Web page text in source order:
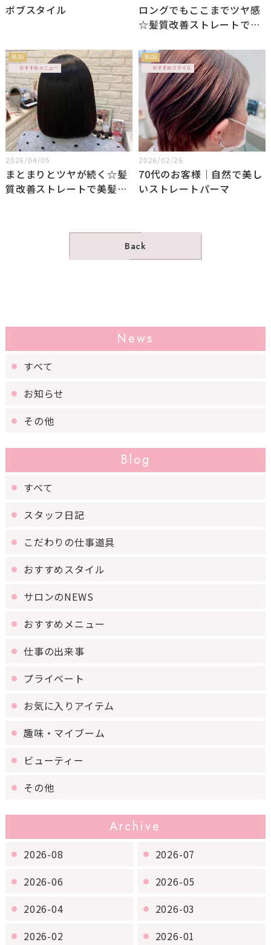
ボブスタイル
ロングでもここまでツヤ感
☆髪質改善ストレートで扱
BLOG
おすすめメニュー
2026/04/05
まとまりとツヤが続く☆髪
質改善ストレートで美髪ボ
BLOG
おすすめスタイル
2026/02/26
70代のお客様｜自然で美し
いストレートパーマ
Back
News
すべて
お知らせ
その他
Blog
すべて
スタッフ日記
こだわりの仕事道具
おすすめスタイル
サロンのNEWS
おすすめメニュー
仕事の出来事
プライベート
お気に入りアイテム
趣味・マイブーム
ビューティー
その他
Archive
2026-08
2026-07
2026-06
2026-05
2026-04
2026-03
2026-02
2026-01